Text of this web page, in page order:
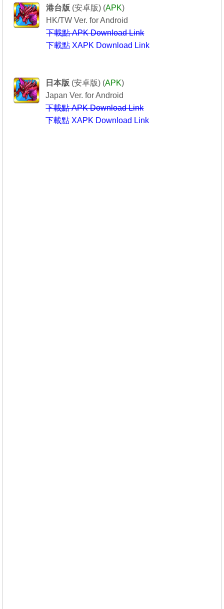
港台版 (安卓版) (APK)
HK/TW Ver. for Android
下載點 APK Download Link
下載點 XAPK Download Link
日本版 (安卓版) (APK)
Japan Ver. for Android
下載點 APK Download Link
下載點 XAPK Download Link